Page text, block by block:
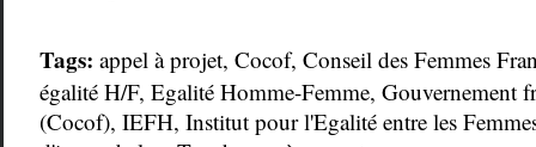
Tags: appel à projet, Cocof, Conseil des Femmes
égalité H/F, Egalité Homme-Femme, Gouvernement
(Cocof), IEFH, Institut pour l'Egalité entre les